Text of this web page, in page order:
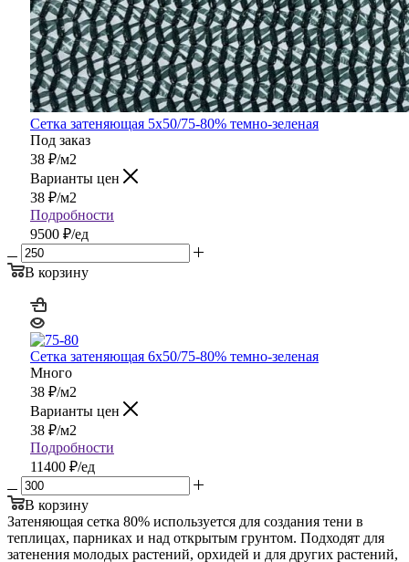
Сетка затеняющая 5х50/75-80% темно-зеленая
Под заказ
38 ₽/м2
Варианты цен
38 ₽/м2
Подробности
9500 ₽/ед
В корзину
Сетка затеняющая 6х50/75-80% темно-зеленая
Много
38 ₽/м2
Варианты цен
38 ₽/м2
Подробности
11400 ₽/ед
В корзину
Затеняющая сетка 80% используется для создания тени в
теплицах, парниках и над открытым грунтом. Подходят для
затенения молодых растений, орхидей и для других растений,